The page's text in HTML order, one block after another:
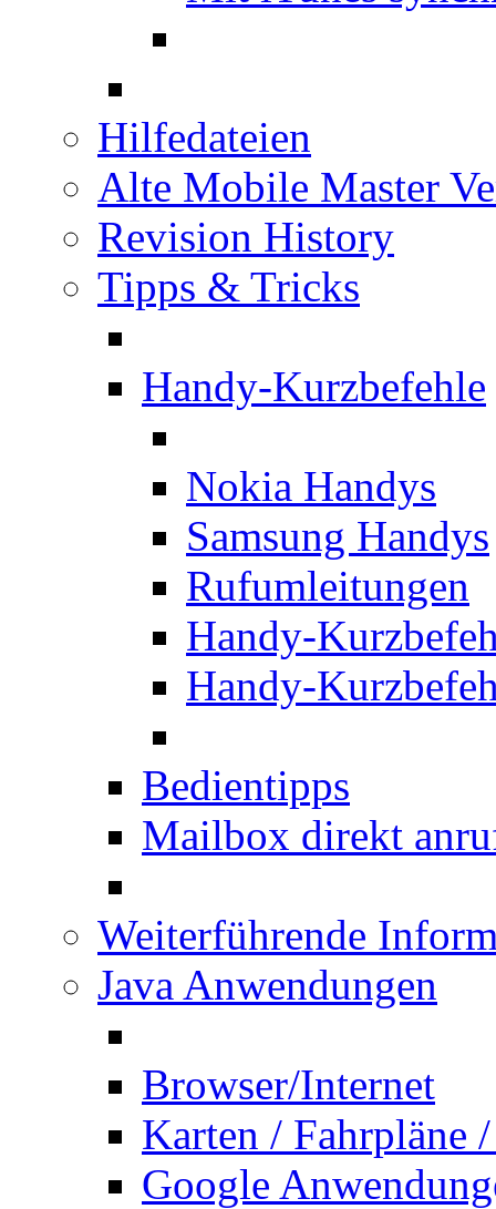
Hilfedateien
Alte Mobile Master
Revision History
Tipps & Tricks
Handy-Kurzbefehle
Nokia Handys
Samsung Handys
Rufumleitungen
Handy-
Handy-
Bedientipps
Mailbox direkt
Weiterführende
Java Anwendungen
Browser/Internet
Karten / Fahrpläne
Google